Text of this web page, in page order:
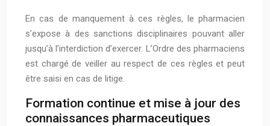
En cas de manquement à ces règles, le pharmacien
s’expose à des sanctions disciplinaires pouvant aller
jusqu’à l’interdiction d’exercer. L’Ordre des pharmaciens
est chargé de veiller au respect de ces règles et peut
être saisi en cas de litige.
Formation continue et mise à jour des
connaissances pharmaceutiques